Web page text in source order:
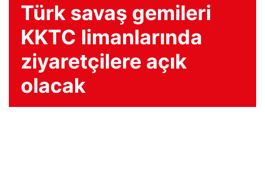
Türk savaş gemileri
KKTC limanlarında
ziyaretçilere açık
olacak